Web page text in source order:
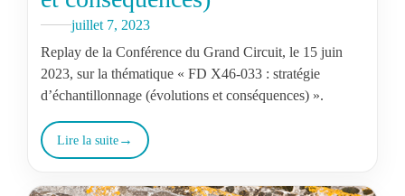
juillet 7, 2023
Replay de la Conférence du Grand Circuit, le 15 juin
2023, sur la thématique « FD X46-033 : stratégie
d’échantillonnage (évolutions et conséquences) ».
Lire la suite